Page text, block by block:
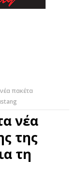
πακέτα
νέα
της
τη